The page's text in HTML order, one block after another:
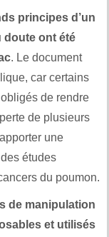
principes d’un
doute ont été
. Le document
car certains
de rendre
de plusieurs
une
études
du poumon.
de manipulation
et utilisés